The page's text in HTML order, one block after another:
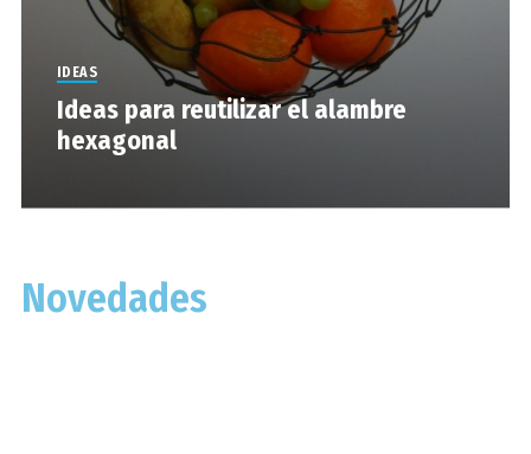
IDEAS
Ideas para reutilizar el alambre
hexagonal
Novedades